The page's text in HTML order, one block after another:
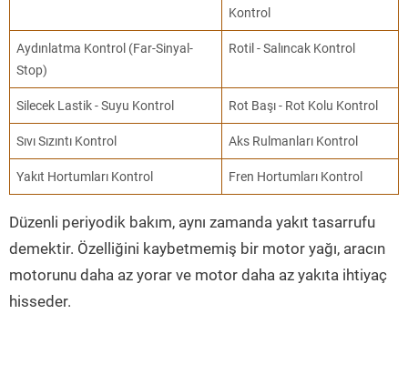
Kontrol
Aydınlatma Kontrol (Far-Sinyal-
Stop)
Rotil - Salıncak Kontrol
Silecek Lastik - Suyu Kontrol Rot Başı - Rot Kolu Kontrol
Sıvı Sızıntı Kontrol Aks Rulmanları Kontrol
Yakıt Hortumları Kontrol Fren Hortumları Kontrol
Düzenli periyodik bakım, aynı zamanda yakıt tasarrufu
demektir. Özelliğini kaybetmemiş bir motor yağı, aracın
motorunu daha az yorar ve motor daha az yakıta ihtiyaç
hisseder.